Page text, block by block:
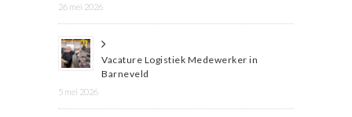
26 mei 2026
Vacature Logistiek Medewerker in
Barneveld
5 mei 2026